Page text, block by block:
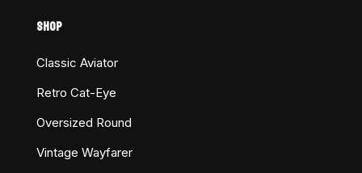
SHOP
Classic Aviator
Retro Cat-Eye
Oversized Round
Vintage Wayfarer